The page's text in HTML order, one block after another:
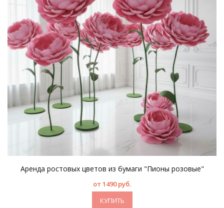
Аренда ростовых цветов из бумаги "Пионы розовые"
от 1490 руб.
КУПИТЬ